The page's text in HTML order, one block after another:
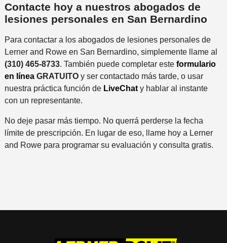
Contacte hoy a nuestros abogados de
lesiones personales en San Bernardino
Para contactar a los abogados de lesiones personales de
Lerner and Rowe en San Bernardino, simplemente llame al
(310) 465-8733. También puede completar este formulario
en líneaGRATUITOy ser contactado más tarde, o usar
nuestra práctica función de LiveChat y hablar al instante
con un representante.
No deje pasar más tiempo. No querrá perderse la fecha
límite de prescripción. En lugar de eso, llame hoy a Lerner
and Rowe para programar su evaluación y consulta gratis.